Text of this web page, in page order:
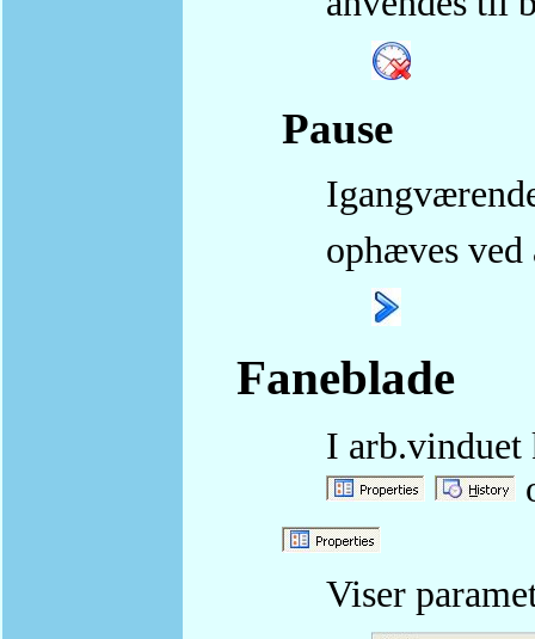
Pause
ophæves
Faneblade
I arb.vinduet
Viser